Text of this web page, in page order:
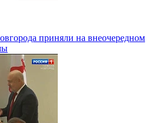
приняли на внеочередном